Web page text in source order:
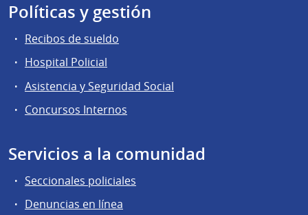
Políticas y gestión
Recibos de sueldo
Hospital Policial
Asistencia y Seguridad Social
Concursos Internos
Servicios a la comunidad
Seccionales policiales
Denuncias en línea